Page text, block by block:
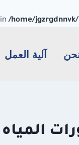
in/home/
آلية العمل
المياه